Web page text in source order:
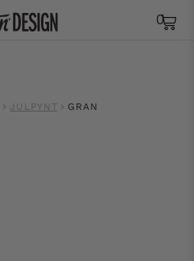
0
JULPYNT GRAN